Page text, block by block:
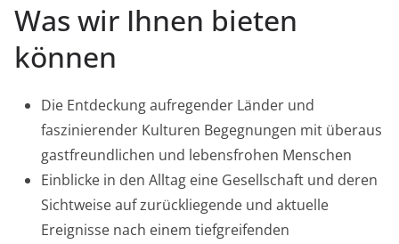
Was wir Ihnen bieten
können
Die Entdeckung aufregender Länder und
faszinierender Kulturen Begegnungen mit überaus
gastfreundlichen und lebensfrohen Menschen
Einblicke in den Alltag eine Gesellschaft und deren
Sichtweise auf zurückliegende und aktuelle
Ereignisse nach einem tiefgreifenden